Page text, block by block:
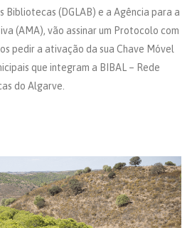
Bibliotecas (DGLAB) e a Agência para a
(AMA), vão assinar um Protocolo com
pedir a ativação da sua Chave Móvel
que integram a BIBAL – Rede
do Algarve.